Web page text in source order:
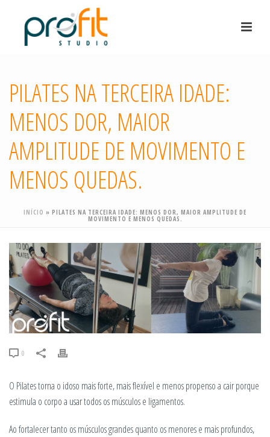
PILATES NA TERCEIRA IDADE:
MENOS DOR, MAIOR
AMPLITUDE DE MOVIMENTO E
MENOS QUEDAS.
INÍCIO » PILATES NA TERCEIRA IDADE: MENOS DOR, MAIOR AMPLITUDE DE
MOVIMENTO E MENOS QUEDAS.
0
O Pilates torna o idoso mais forte, mais flexível e menos propenso a cair porque
estimula o corpo a usar todos os músculos e ligamentos.
Ao fortalecer tanto os músculos grandes quanto os menores e mais profundos,